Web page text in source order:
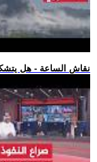
.. نقاش الساعة - هل